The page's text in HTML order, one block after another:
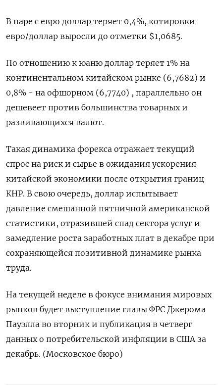
В паре с евро доллар теряет 0,4%, котировки
евро/доллар выросли до отметки $1,0685.
По отношению к юаню доллар теряет 1% на
континентальном китайском рынке (6,7682) и
0,8% - на офшорном (6,7740) , параллельно он
дешевеет против большинства товарных и
развивающихся валют.
Такая динамика форекса отражает текущий
спрос на риск и сырье в ожидания ускорения
китайской экономики после открытия границ
КНР. В свою очередь, доллар испытывает
давление смешанной пятничной американской
статистики, отразившей спад сектора услуг и
замедление роста заработных плат в декабре при
сохраняющейся позитивной динамике рынка
труда.
На текущей неделе в фокусе внимания мировых
рынков будет выступление главы ФРС Джерома
Пауэлла во вторник и публикация в четверг
данных о потребительской инфляции в США за
декабрь. (Московское бюро)